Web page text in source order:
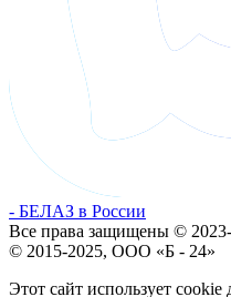
- БЕЛАЗ в России
Все права защищены ©
© 2015-2025, ООО «Б - 24»
Этот сайт использует